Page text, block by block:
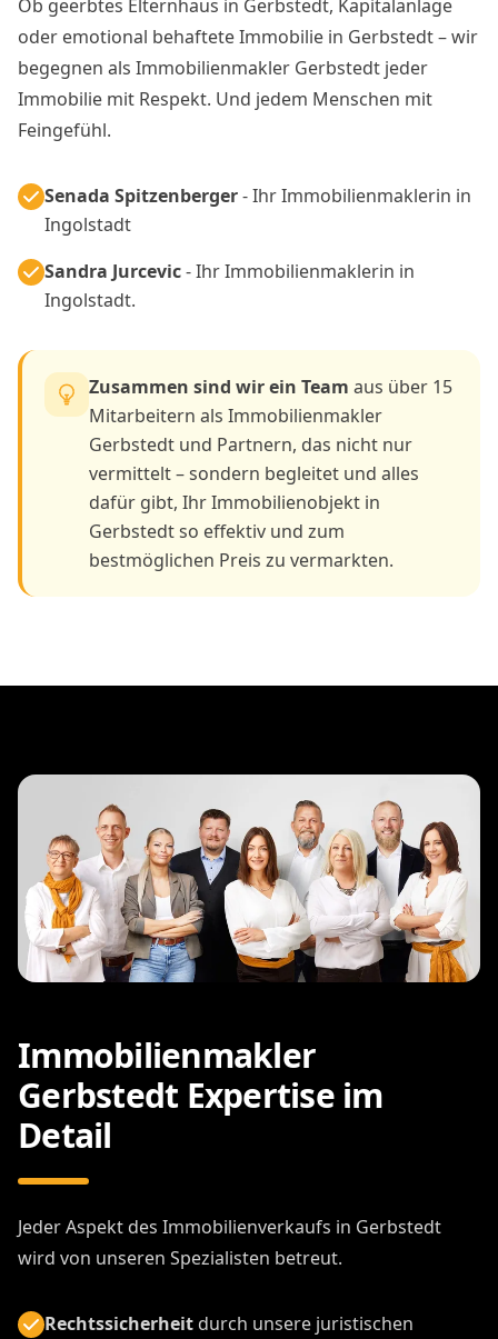
Ob geerbtes Elternhaus in Gerbstedt, Kapitalanlage
oder emotional behaftete Immobilie in Gerbstedt – wir
begegnen als Immobilienmakler Gerbstedt jeder
Immobilie mit Respekt. Und jedem Menschen mit
Feingefühl.
Senada Spitzenberger- Ihr Immobilienmaklerin in
Ingolstadt
Sandra Jurcevic- Ihr Immobilienmaklerin in
Ingolstadt.
Zusammen sind wir ein Team aus über 15
Mitarbeitern als Immobilienmakler
Gerbstedt und Partnern, das nicht nur
vermittelt – sondern begleitet und alles
dafür gibt, Ihr Immobilienobjekt in
Gerbstedt so effektiv und zum
bestmöglichen Preis zu vermarkten.
Immobilienmakler
Gerbstedt Expertise im
Detail
Jeder Aspekt des Immobilienverkaufs in Gerbstedt
wird von unseren Spezialisten betreut.
Rechtssicherheitdurch unsere juristischen